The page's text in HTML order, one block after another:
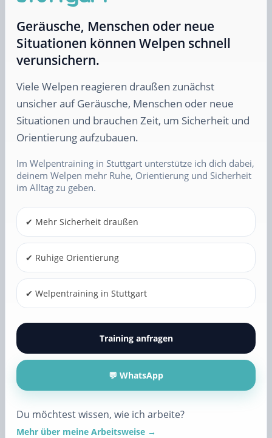
Geräusche, Menschen oder neue
Situationen können Welpen schnell
verunsichern.
Viele Welpen reagieren draußen zunächst
unsicher auf Geräusche, Menschen oder neue
Situationen und brauchen Zeit, um Sicherheit und
Orientierung aufzubauen.
Im Welpentraining in Stuttgart unterstütze ich dich dabei,
deinem Welpen mehr Ruhe, Orientierung und Sicherheit
im Alltag zu geben.
✔ Mehr Sicherheit draußen
✔ Ruhige Orientierung
✔ Welpentraining in Stuttgart
Training anfragen
💬 WhatsApp
Du möchtest wissen, wie ich arbeite?
Mehr über meine Arbeitsweise →